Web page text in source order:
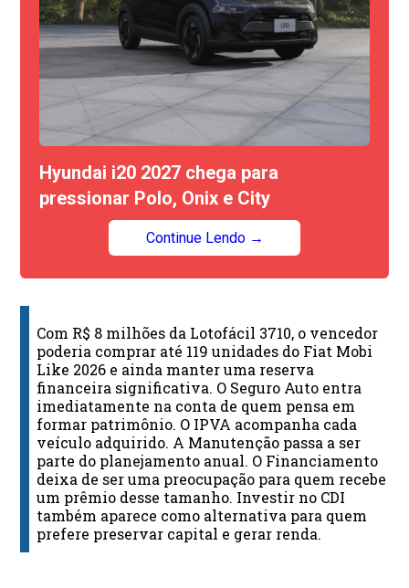
Hyundai i20 2027 chega para
pressionar Polo, Onix e City
Continue Lendo →
Com R$ 8 milhões da Lotofácil 3710, o vencedor
poderia comprar até 119 unidades do Fiat Mobi
Like 2026 e ainda manter uma reserva
financeira significativa. O Seguro Auto entra
imediatamente na conta de quem pensa em
formar patrimônio. O IPVA acompanha cada
veículo adquirido. A Manutenção passa a ser
parte do planejamento anual. O Financiamento
deixa de ser uma preocupação para quem recebe
um prêmio desse tamanho. Investir no CDI
também aparece como alternativa para quem
prefere preservar capital e gerar renda.